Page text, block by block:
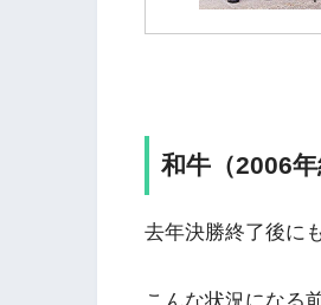
和牛（2006年
去年決勝終了後に